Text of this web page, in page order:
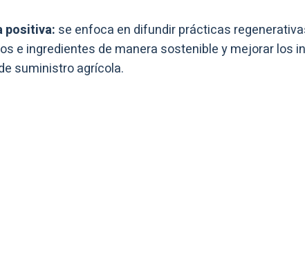
positiva: se enfoca en difundir prácticas
e ingredientes de manera sostenible y mejorar los
suministro agrícola.